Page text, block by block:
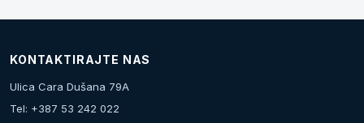
KONTAKTIRAJTE NAS
Ulica Cara Dušana 79A
Tel: +387 53 242 022